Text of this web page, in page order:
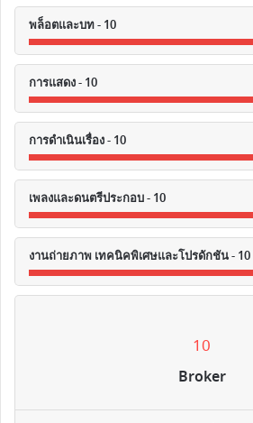
พล็อตและบท - 10
การแสดง - 10
การดำเนินเรื่อง - 10
เพลงและดนตรีประกอบ - 10
งานถ่ายภาพ เทคนิคพิเศษและโปรดักชัน - 10
10
Broker